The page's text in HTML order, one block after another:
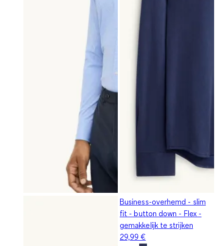
Business-overhemd - slim
fit - button down - Flex -
gemakkelijk te strijken
29,99 €